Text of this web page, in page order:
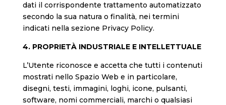
dati il ​​corrispondente trattamento automatizzato
secondo la sua natura o finalità, nei termini
indicati nella sezione Privacy Policy.
4. PROPRIETÀ INDUSTRIALE E INTELLETTUALE
L’Utente riconosce e accetta che tutti i contenuti
mostrati nello Spazio Web e in particolare,
disegni, testi, immagini, loghi, icone, pulsanti,
software, nomi commerciali, marchi o qualsiasi